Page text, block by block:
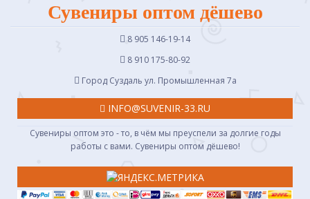
Сувениры оптом дёшево
8 905 146-19-14
8 910 175-80-92
Город Суздаль ул. Промышленная 7a
INFO@SUVENIR-33.RU
Сувениры оптом это - то, в чём мы преуспели за долгие годы
работы с вами. Сувениры оптом дёшево!